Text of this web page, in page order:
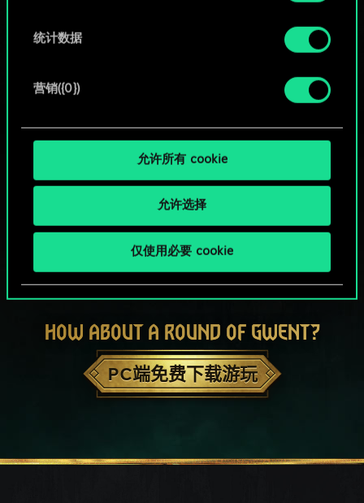
统计数据
营销({0})
允许所有 cookie
允许选择
仅使用必要 cookie
HOW ABOUT A ROUND OF GWENT?
PC端免费下载游玩